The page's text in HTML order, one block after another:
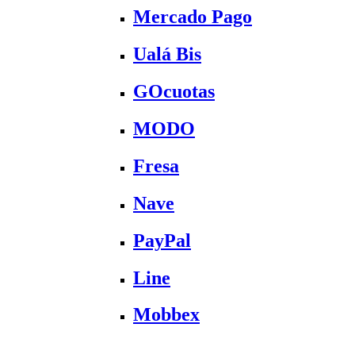
Mercado Pago
Ualá Bis
GOcuotas
MODO
Fresa
Nave
PayPal
Line
Mobbex